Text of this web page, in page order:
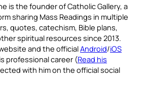
is the founder of Catholic Gallery, a
sharing Mass Readings in multiple
quotes, catechism, Bible plans,
spiritual resources since 2013.
and the officialAndroid/iOS
professional career (Read his
with him on the official social